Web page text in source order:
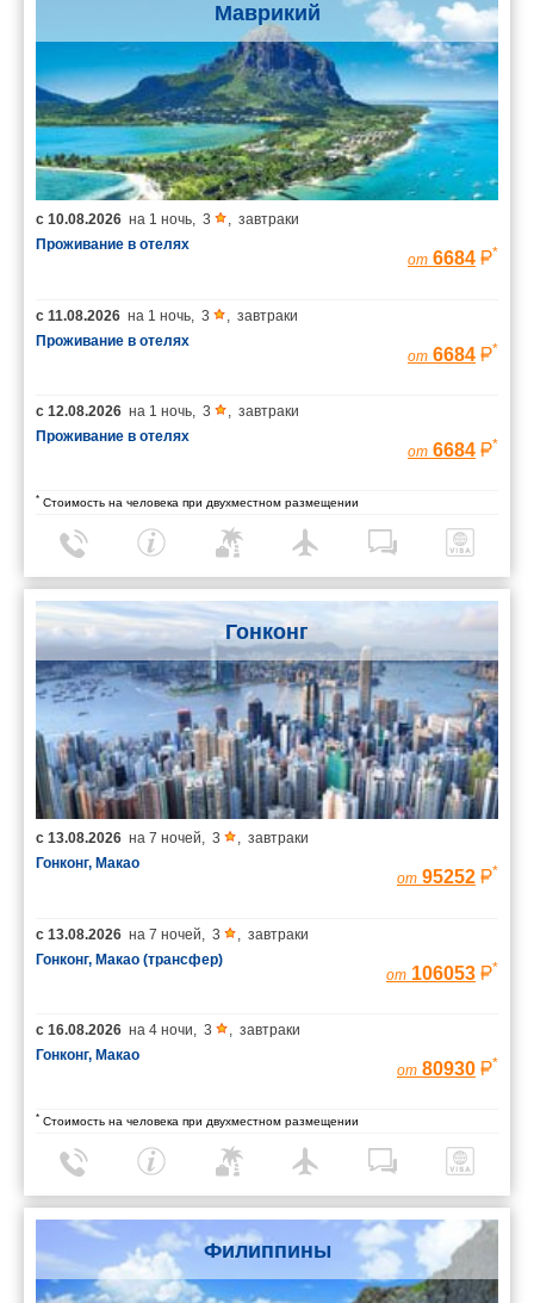
Маврикий
с 10.08.2026 на 1 ночь, 3 , завтраки
Проживание в отелях
от 6684 *
с 11.08.2026 на 1 ночь, 3 , завтраки
Проживание в отелях
от 6684 *
с 12.08.2026 на 1 ночь, 3 , завтраки
Проживание в отелях
от 6684 *
* Стоимость на человека при двухместном размещении
Гонконг
с 13.08.2026 на 7 ночей, 3 , завтраки
Гонконг, Макао
от 95252 *
с 13.08.2026 на 7 ночей, 3 , завтраки
Гонконг, Макао (трансфер)
от 106053 *
с 16.08.2026 на 4 ночи, 3 , завтраки
Гонконг, Макао
от 80930 *
* Стоимость на человека при двухместном размещении
Филиппины